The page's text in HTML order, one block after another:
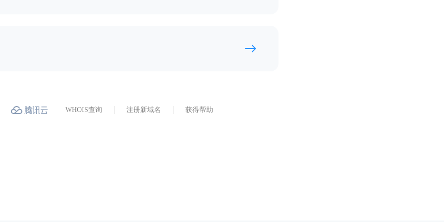
WHOIS查询 注册新域名 获得帮助